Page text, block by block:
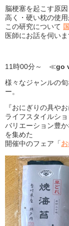
脳梗塞を起こす原
高く・硬い枕の使
この研究について
医師にお話を伺いま
11時00分～ ≪go
様々なジャンルの
ー。
『おにぎりの具や
ライフスタイルシ
バリエーション豊
を集めた
開催中のフェア「